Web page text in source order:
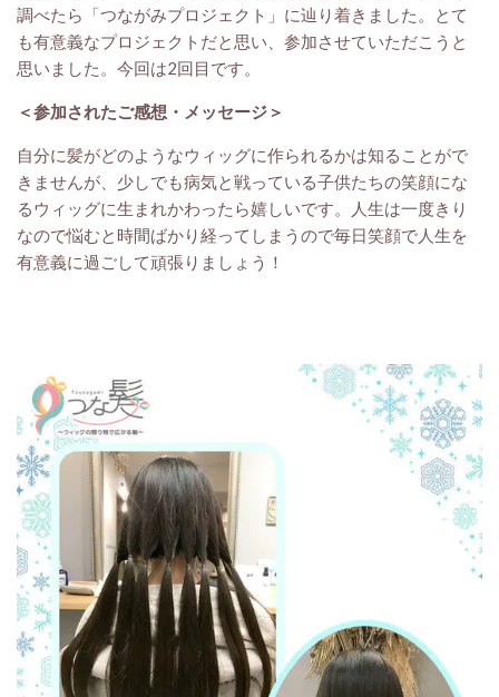
調べたら「つながみプロジェクト」に辿り着きました。とて
も有意義なプロジェクトだと思い、参加させていただこうと
思いました。今回は2回目です。
＜参加されたご感想・メッセージ＞
自分に髪がどのようなウィッグに作られるかは知ることがで
きませんが、少しでも病気と戦っている子供たちの笑顔にな
るウィッグに生まれかわったら嬉しいです。人生は一度きり
なので悩むと時間ばかり経ってしまうので毎日笑顔で人生を
有意義に過ごして頑張りましょう！